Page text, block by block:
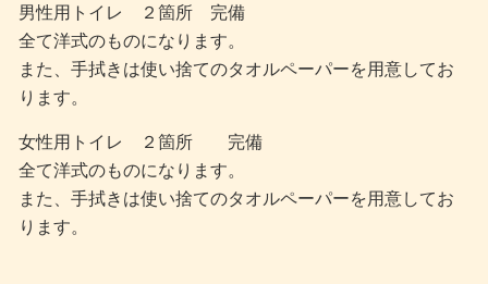
男性用トイレ ２箇所 完備
全て洋式のものになります。
また、手拭きは使い捨てのタオルペーパーを用意してお
ります。
女性用トイレ ２箇所 完備
全て洋式のものになります。
また、手拭きは使い捨てのタオルペーパーを用意してお
ります。